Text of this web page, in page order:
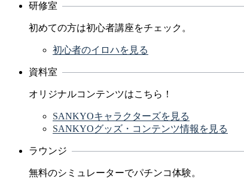
研修室
初めての方は初心者講座をチェック。
初心者のイロハを見る
資料室
オリジナルコンテンツはこちら！
SANKYOキャラクターズを見る
SANKYOグッズ・コンテンツ情報を見る
ラウンジ
無料のシミュレーターでパチンコ体験。